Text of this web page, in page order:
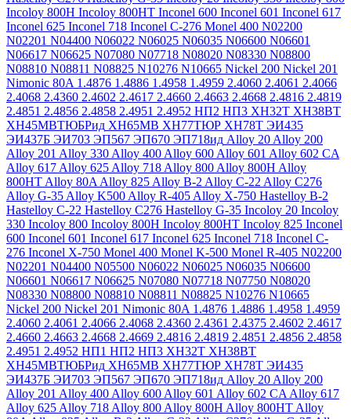
Incoloy 800H Incoloy 800HT Inconel 600 Inconel 601 Inconel 617
Inconel 625 Inconel 718 Inconel C-276 Monel 400 N02200
N02201 N04400 N06022 N06025 N06035 N06600 N06601
N06617 N06625 N07080 N07718 N08020 N08330 N08800
N08810 N08811 N08825 N10276 N10665 Nickel 200 Nickel 201
Nimonic 80A 1.4876 1.4886 1.4958 1.4959 2.4060 2.4061 2.4066
2.4068 2.4360 2.4602 2.4617 2.4660 2.4663 2.4668 2.4816 2.4819
2.4851 2.4856 2.4858 2.4951 2.4952 НП2 НП3 ХН32Т ХН38ВТ
ХН45МВТЮБРид ХН65МВ ХН77ТЮР ХН78Т ЭИ435
ЭИ437Б ЭИ703 ЭП567 ЭП670 ЭП718ид Alloy 20 Alloy 200
Alloy 201 Alloy 330 Alloy 400 Alloy 600 Alloy 601 Alloy 602 CA
Alloy 617 Alloy 625 Alloy 718 Alloy 800 Alloy 800H Alloy
800HT Alloy 80A Alloy 825 Alloy B-2 Alloy C-22 Alloy C276
Alloy G-35 Alloy K500 Alloy R-405 Alloy X-750 Hastelloy B-2
Hastelloy C-22 Hastelloy C276 Hastelloy G-35 Incoloy 20 Incoloy
330 Incoloy 800 Incoloy 800H Incoloy 800HT Incoloy 825 Inconel
600 Inconel 601 Inconel 617 Inconel 625 Inconel 718 Inconel C-
276 Inconel X-750 Monel 400 Monel K-500 Monel R-405 N02200
N02201 N04400 N05500 N06022 N06025 N06035 N06600
N06601 N06617 N06625 N07080 N07718 N07750 N08020
N08330 N08800 N08810 N08811 N08825 N10276 N10665
Nickel 200 Nickel 201 Nimonic 80A 1.4876 1.4886 1.4958 1.4959
2.4060 2.4061 2.4066 2.4068 2.4360 2.4361 2.4375 2.4602 2.4617
2.4660 2.4663 2.4668 2.4669 2.4816 2.4819 2.4851 2.4856 2.4858
2.4951 2.4952 НП1 НП2 НП3 ХН32Т ХН38ВТ
ХН45МВТЮБРид ХН65МВ ХН77ТЮР ХН78Т ЭИ435
ЭИ437Б ЭИ703 ЭП567 ЭП670 ЭП718ид Alloy 20 Alloy 200
Alloy 201 Alloy 400 Alloy 600 Alloy 601 Alloy 602 CA Alloy 617
Alloy 625 Alloy 718 Alloy 800 Alloy 800H Alloy 800HT Alloy